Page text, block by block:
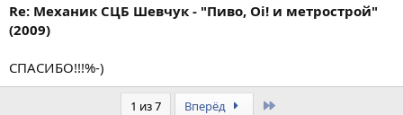
Re: Механик СЦБ Шевчук - "Пиво, Oi! и метрострой"
(2009)
СПАСИБО!!!%-)
1 из 7 Вперёд